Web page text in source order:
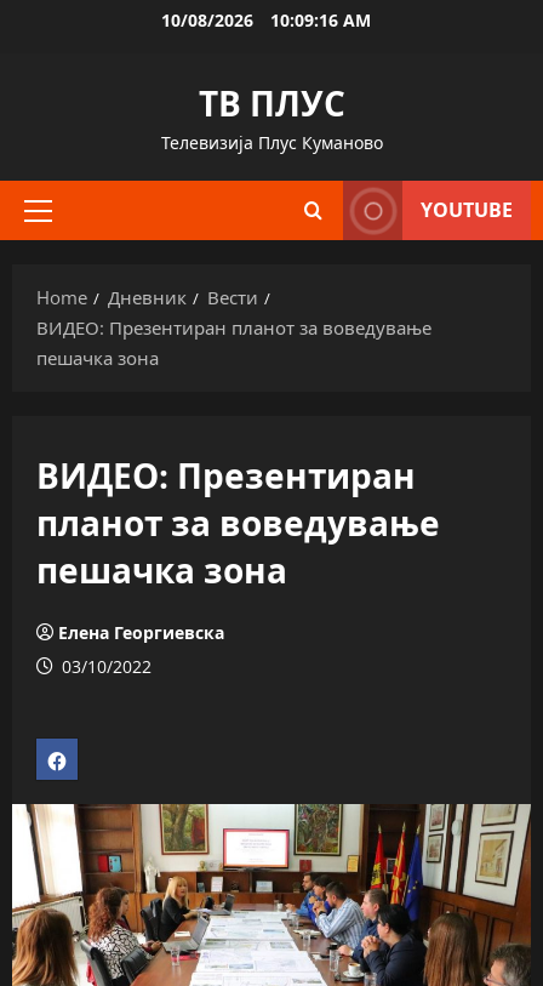
10/08/2026 10:09:17 AM
ТВ ПЛУС
Телевизија Плус Куманово
Primary
YOUTUBE
Home Дневник
Вести
ВИДЕО: Презентиран планот за воведување
пешачка зона
ВИДЕО: Презентиран
планот за воведување
пешачка зона
Елена Георгиевска
03/10/2022